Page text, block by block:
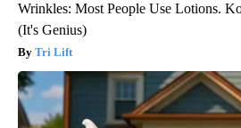
Wrinkles: Most People Use Lotions.
(It's Genius)
Tri Lift